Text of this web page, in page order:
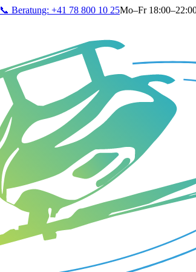
📞 Beratung: +41 78 800 10 25Mo–Fr